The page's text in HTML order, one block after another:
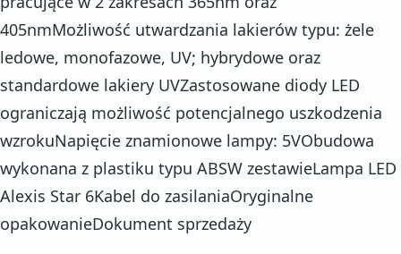
405nmMożliwość utwardzania lakierów typu: żele
ledowe, monofazowe, UV; hybrydowe oraz
standardowe lakiery UVZastosowane diody LED
ograniczają możliwość potencjalnego uszkodzenia
wzrokuNapięcie znamionowe lampy: 5VObudowa
wykonana z plastiku typu ABSW zestawieLampa LED
Alexis Star 6Kabel do zasilaniaOryginalne
opakowanieDokument sprzedaży